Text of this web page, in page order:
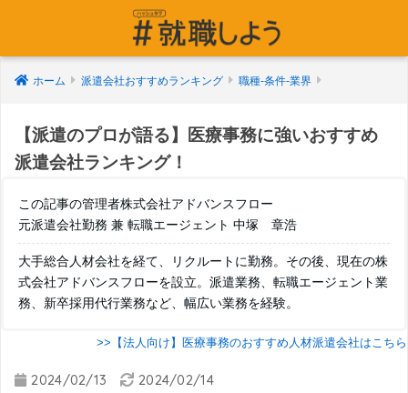
ホーム 派遣会社おすすめランキング 職種-条件-業界
【派遣のプロが語る】医療事務に強いおすすめ
派遣会社ランキング！
この記事の管理者株式会社アドバンスフロー
元派遣会社勤務 兼 転職エージェント 中塚 章浩
大手総合人材会社を経て、リクルートに勤務。その後、現在の株
式会社アドバンスフローを設立。派遣業務、転職エージェント業
務、新卒採用代行業務など、幅広い業務を経験。
>>【法人向け】医療事務のおすすめ人材派遣会社はこちら
2024/02/13 2024/02/14